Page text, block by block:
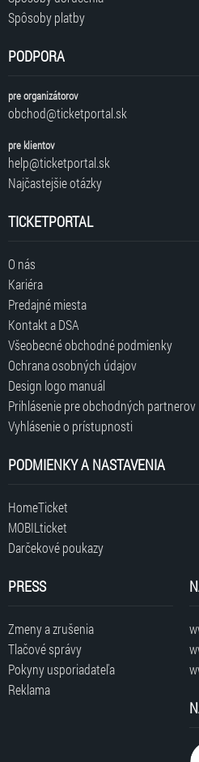
Spôsoby platby
PODPORA
pre organizátorov
obchod@ticketportal.sk
pre klientov
help@ticketportal.sk
Najčastejšie otázky
TICKETPORTAL
O nás
Kariéra
Predajné miesta
Kontakt a DSA
Všeobecné obchodné podmienky
Ochrana osobných údajov
Design logo manuál
Prihlásenie pre obchodných partnerov
Vyhlásenie o prístupnosti
PODMIENKY A NASTAVENIA
HomeTicket
MOBILticket
Darčekové poukazy
PRESS
Zmeny a zrušenia
Tlačové správy
Pokyny usporiadateľa
Reklama